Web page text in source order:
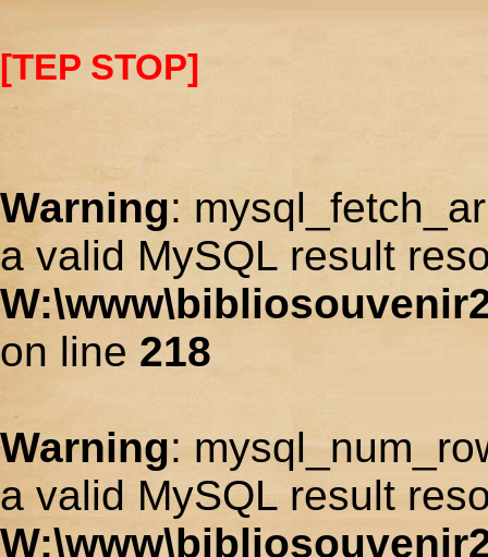
[TEP STOP]
Warning:
a valid MySQL result
on line 218
Warning:
a valid MySQL result